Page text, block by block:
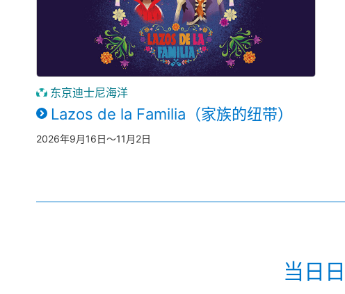
东京迪士尼海洋
Lazos de la Familia（家族的纽带）
2026年9月16日～11月2日
当日